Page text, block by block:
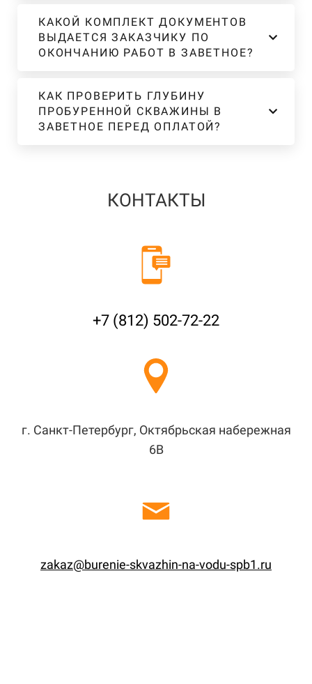
КАКОЙ КОМПЛЕКТ ДОКУМЕНТОВ
ВЫДАЕТСЯ ЗАКАЗЧИКУ ПО
ОКОНЧАНИЮ РАБОТ В ЗАВЕТНОЕ?
КАК ПРОВЕРИТЬ ГЛУБИНУ
ПРОБУРЕННОЙ СКВАЖИНЫ В
ЗАВЕТНОЕ ПЕРЕД ОПЛАТОЙ?
КОНТАКТЫ
+7 (812) 502-72-22
г. Санкт-Петербург, Октябрьская набережная
6В
zakaz@burenie-skvazhin-na-vodu-spb1.ru